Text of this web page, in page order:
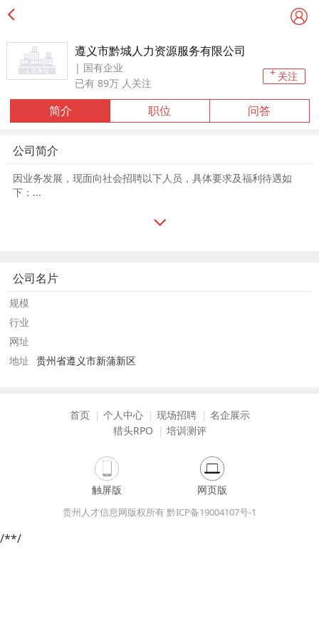
遵义市黔城人力资源服务有限公司
| 国有企业
已有 89万人关注
+ 关注
简介 职位 问答
公司简介
因业务发展，现面向社会招聘以下人员，具体要求及福利待遇如
下：...
公司名片
规模
行业
网址
地址
贵州省遵义市新蒲新区
首页 个人中心 现场招聘
名企展示
猎头RPO
培训测评
触屏版 网页版
贵州人才信息网版权所有 黔ICP备19004107号-1
/**/